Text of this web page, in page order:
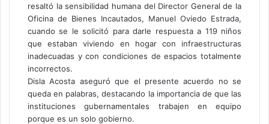
resaltó la sensibilidad humana del Director General de la
Oficina de Bienes Incautados, Manuel Oviedo Estrada,
cuando se le solicitó para darle respuesta a 119 niños
que estaban viviendo en hogar con infraestructuras
inadecuadas y con condiciones de espacios totalmente
incorrectos.
Disla Acosta aseguró que el presente acuerdo no se
queda en palabras, destacando la importancia de que las
instituciones gubernamentales trabajen en equipo
porque es un solo gobierno.